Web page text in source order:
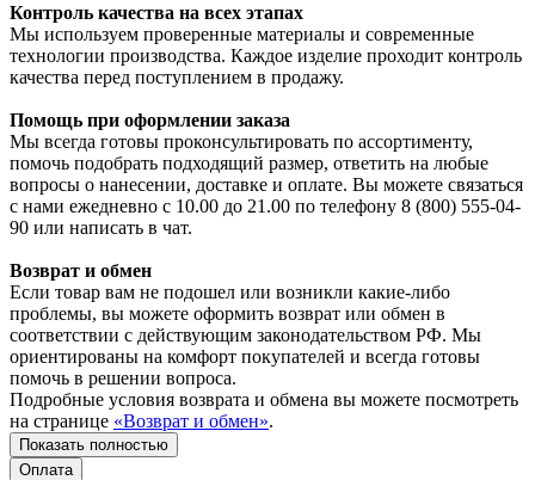
Контроль качества на всех этапах
Мы используем проверенные материалы и современные
технологии производства. Каждое изделие проходит контроль
качества перед поступлением в продажу.
Помощь при оформлении заказа
Мы всегда готовы проконсультировать по ассортименту,
помочь подобрать подходящий размер, ответить на любые
вопросы о нанесении, доставке и оплате. Вы можете связаться
с нами ежедневно с 10.00 до 21.00 по телефону 8 (800) 555-04-
90 или написать в чат.
Возврат и обмен
Если товар вам не подошел или возникли какие-либо
проблемы, вы можете оформить возврат или обмен в
соответствии с действующим законодательством РФ. Мы
ориентированы на комфорт покупателей и всегда готовы
помочь в решении вопроса.
Подробные условия возврата и обмена вы можете посмотреть
на странице «Возврат и обмен».
Показать полностью
Оплата